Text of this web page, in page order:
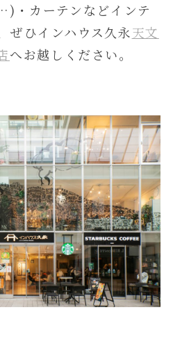
・カーテンなどインテ
ぜひインハウス久永天文
へお越しください。